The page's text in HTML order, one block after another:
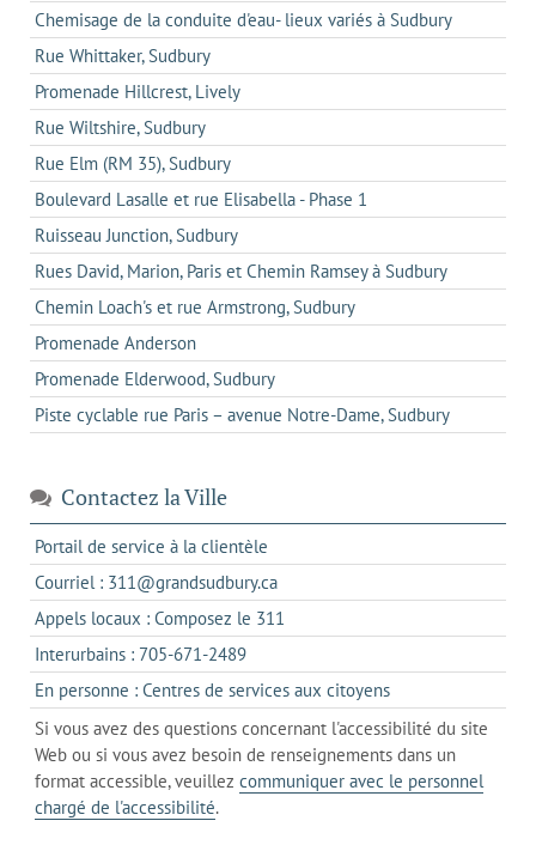
Chemisage de la conduite d'eau- lieux variés à Sudbury
Rue Whittaker, Sudbury
Promenade Hillcrest, Lively
Rue Wiltshire, Sudbury
Rue Elm (RM 35), Sudbury
Boulevard Lasalle et rue Elisabella - Phase 1
Ruisseau Junction, Sudbury
Rues David, Marion, Paris et Chemin Ramsey à Sudbury
Chemin Loach's et rue Armstrong, Sudbury
Promenade Anderson
Promenade Elderwood, Sudbury
Piste cyclable rue Paris – avenue Notre-Dame, Sudbury
Contactez la Ville
Portail de service à la clientèle
dans
un
nouvel
Courriel : 311@grandsudbury.cas'ouvre
dans
votre
de
messagerie
Appels locaux : Composez le 311
dans
un
client
de
votre
téléphone
Interurbains : 705-671-2489s'ouvre
dans
un
client
de
votre
En personne : Centres de services aux citoyenss'ouvre
dans
l'onglet
actuel
Si vous avez des questions concernant l'accessibilité du site
Web ou si vous avez besoin de renseignements dans un
format accessible, veuillez communiquer avec le personnel
chargé de l'accessibilité.